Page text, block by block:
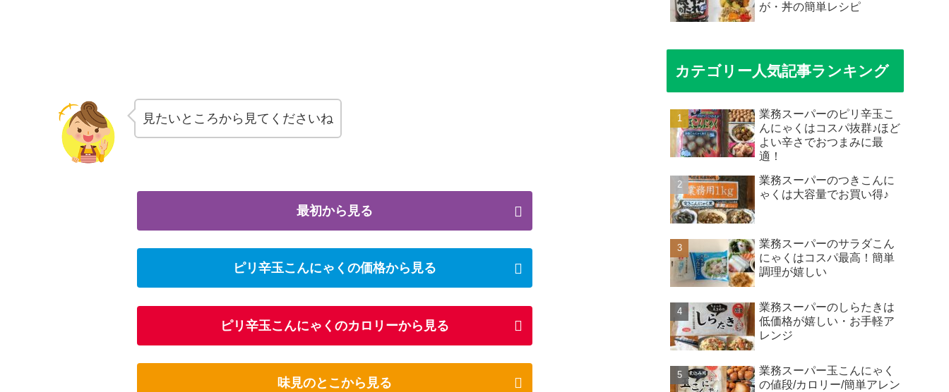
見たいところから見てくださいね
最初から見る
ピリ辛玉こんにゃくの価格から見る
ピリ辛玉こんにゃくのカロリーから見る
味見のとこから見る
が・丼の簡単レシピ
カテゴリー人気記事ランキング
業務スーパーのピリ辛玉こ
んにゃくはコスパ抜群♪ほど
よい辛さでおつまみに最
適！
業務スーパーのつきこんに
ゃくは大容量でお買い得♪
業務スーパーのサラダこん
にゃくはコスパ最高！簡単
調理が嬉しい
業務スーパーのしらたきは
低価格が嬉しい・お手軽ア
レンジ
業務スーパー玉こんにゃく
の値段/カロリー/簡単アレン